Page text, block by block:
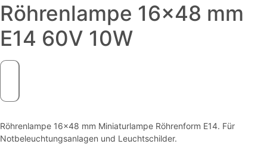
Röhrenlampe 16×48 mm
E14 60V 10W
Röhrenlampe 16×48 mm Miniaturlampe Röhrenform E14. Für
Notbeleuchtungsanlagen und Leuchtschilder.